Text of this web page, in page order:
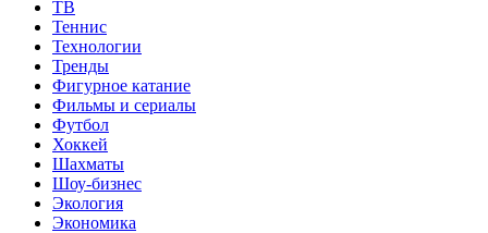
ТВ
Теннис
Технологии
Тренды
Фигурное катание
Фильмы и сериалы
Футбол
Хоккей
Шахматы
Шоу-бизнес
Экология
Экономика